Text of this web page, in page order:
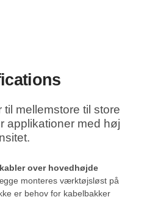
mellemstore til store
applikationer med høj
over hovedhøjde
monteres værktøjsløst på
er behov for kabelbakker